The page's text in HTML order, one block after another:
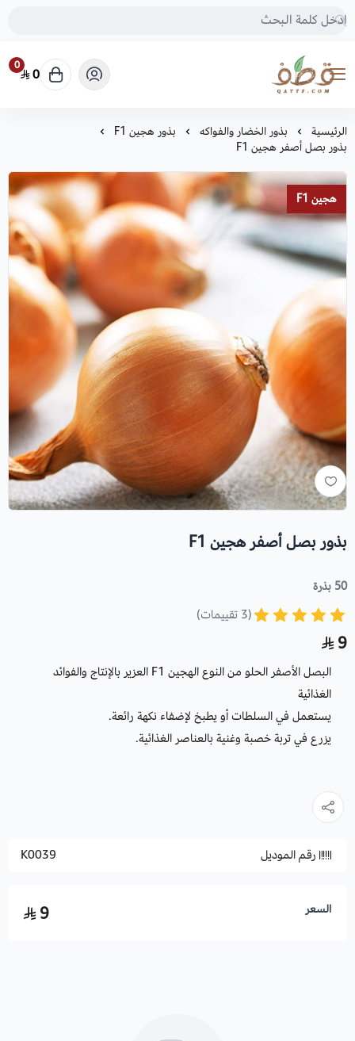
متجر قطف للبذور
0
0
الرئيسية بذور الخضار والفواكه
بذور هجين F1
بذور بصل أصفر هجين F1
هجين F1
بذور بصل أصفر هجين F1
50 بذرة
(3 تقييمات)
9
البصل الأصفر الحلو من النوع الهجين F1 العزير بالإنتاج والفوائد
الغذائية
يستعمل في السلطات أو يطبخ لإضفاء نكهة رائعة.
يزرع في تربة خصبة وغنية بالعناصر الغذائية.
رقم الموديل K0039
السعر 9